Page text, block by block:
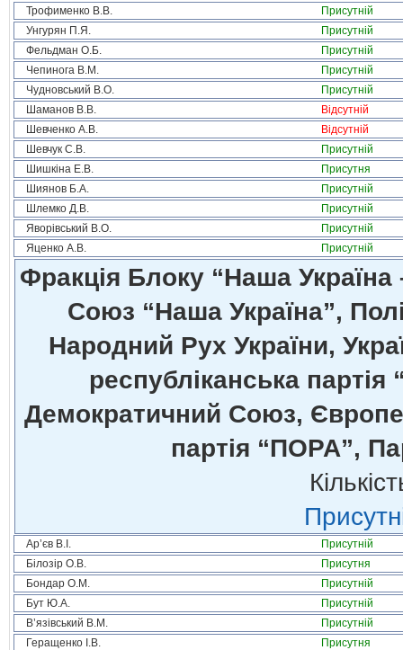
Трофименко В.В.
Присутній
Унгурян П.Я.
Присутній
Фельдман О.Б.
Присутній
Чепинога В.М.
Присутній
Чудновський В.О.
Присутній
Шаманов В.В.
Відсутній
Шевченко А.В.
Відсутній
Шевчук С.В.
Присутній
Шишкіна Е.В.
Присутня
Шиянов Б.А.
Присутній
Шлемко Д.В.
Присутній
Яворівський В.О.
Присутній
Яценко А.В.
Присутній
Фракція Блоку “Наша
Союз “Наша Україна”,
Народний Рух України,
республіканська
Демократичний Союз,
партія “ПОРА”,
Ар’єв В.І.
Присутній
Білозір О.В.
Присутня
Бондар О.М.
Присутній
Бут Ю.А.
Присутній
В’язівський В.М.
Присутній
Геращенко І.В.
Присутня